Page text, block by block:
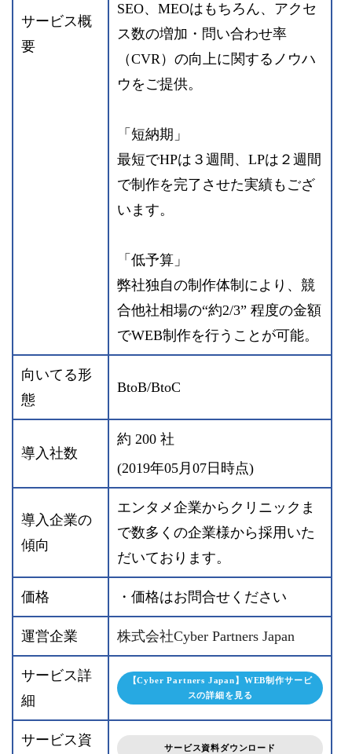
サービス概
要
SEO、MEOはもちろん、アクセ
ス数の増加・問い合わせ率
（CVR）の向上に関するノウハ
ウをご提供。
「短納期」
最短でHPは３週間、LPは２週間
で制作を完了させた実績もござ
います。
「低予算」
弊社独自の制作体制により、競
合他社相場の“約2/3” 程度の金額
でWEB制作を行うことが可能。
向いてる形
態
BtoB/BtoC
導入社数
約 200 社
(2019年05月07日時点)
導入企業の
傾向
エンタメ企業からクリニックま
で数多くの企業様から採用いた
だいております。
価格 ・価格はお問合せください
運営企業 株式会社Cyber Partners Japan
サービス詳
細
【Cyber Partners Japan】WEB制作サービ
スの詳細を見る
サービス資
サービス資料ダウンロード